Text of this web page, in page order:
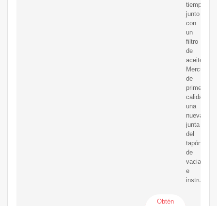
tiempos
junto
con
un
filtro
de
aceite
Mercury
de
primera
calidad,
una
nueva
junta
del
tapón
de
vaciado
e
Obtén